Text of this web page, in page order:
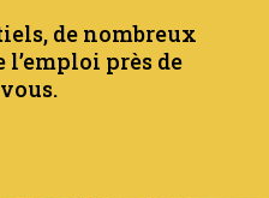
de nombreux
près de